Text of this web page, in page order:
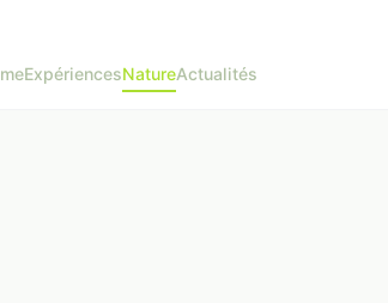
ExpériencesNatureActualités